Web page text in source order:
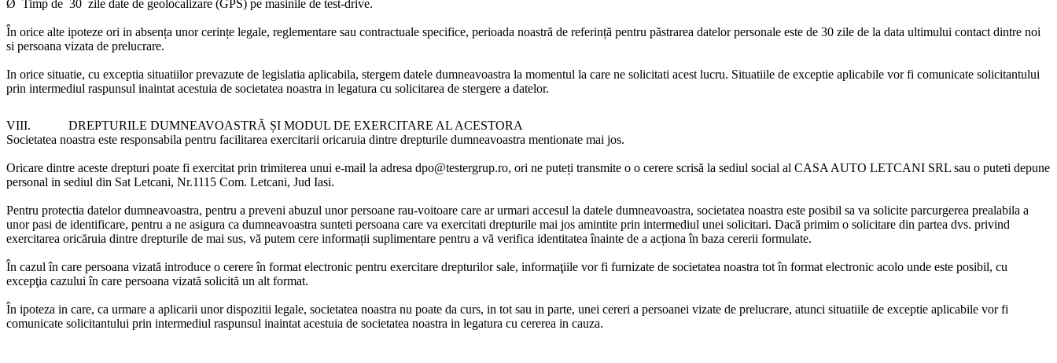
Ø Timp de 30 zile date de geolocalizare (GPS) pe masinile de test-drive.
În orice alte ipoteze ori in absența unor cerințe legale, reglementare sau contractuale specifice, perioada noastră de referință pentru păstrarea datelor personale este de 30 zile de la data ultimului contact dintre noi
si persoana vizata de prelucrare.
In orice situatie, cu exceptia situatiilor prevazute de legislatia aplicabila, stergem datele dumneavoastra la momentul la care ne solicitati acest lucru. Situatiile de exceptie aplicabile vor fi comunicate solicitantului
prin intermediul raspunsul inaintat acestuia de societatea noastra in legatura cu solicitarea de stergere a datelor.
VIII.
DREPTURILE DUMNEAVOASTRĂ ȘI MODUL DE EXERCITARE AL ACESTORA
Societatea noastra este responsabila pentru facilitarea exercitarii oricaruia dintre drepturile dumneavoastra mentionate mai jos.
Oricare dintre aceste drepturi poate fi exercitat prin trimiterea unui e-mail la adresa dpo@testergrup.ro, ori ne puteți transmite o o cerere scrisă la sediul social al CASA AUTO LETCANI SRL sau o puteti depune
personal in sediul din Sat Letcani, Nr.1115 Com. Letcani, Jud Iasi.
Pentru protectia datelor dumneavoastra, pentru a preveni abuzul unor persoane rau-voitoare care ar urmari accesul la datele dumneavoastra, societatea noastra este posibil sa va solicite parcurgerea prealabila a
unor pasi de identificare, pentru a ne asigura ca dumneavoastra sunteti persoana care va exercitati drepturile mai jos amintite prin intermediul unei solicitari. Dacă primim o solicitare din partea dvs. privind
exercitarea oricăruia dintre drepturile de mai sus, vă putem cere informații suplimentare pentru a vă verifica identitatea înainte de a acționa în baza cererii formulate.
În cazul în care persoana vizată introduce o cerere în format electronic pentru exercitare drepturilor sale, informaţiile vor fi furnizate de societatea noastra tot în format electronic acolo unde este posibil, cu
excepţia cazului în care persoana vizată solicită un alt format.
În ipoteza in care, ca urmare a aplicarii unor dispozitii legale, societatea noastra nu poate da curs, in tot sau in parte, unei cereri a persoanei vizate de prelucrare, atunci situatiile de exceptie aplicabile vor fi
comunicate solicitantului prin intermediul raspunsul inaintat acestuia de societatea noastra in legatura cu cererea in cauza.